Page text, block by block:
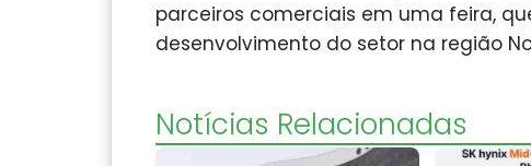
parceiros comerciais em uma feira,
desenvolvimento do setor na região
Notícias Relacionadas